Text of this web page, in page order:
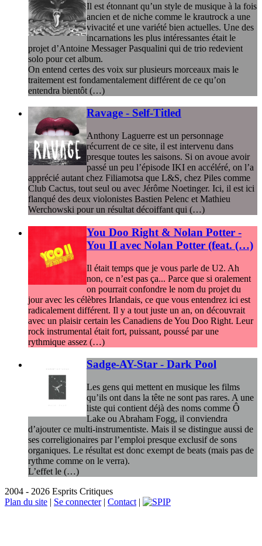
Il est étonnant qu’un style de musique à la fois
ancien et de niche comme le krautrock a une
vivacité et une variété bien actuelles. Une des
incarnations les plus intéressantes était le
projet d’Antoine Messager Pasqualini qui de trio redevient
solo pour cet album.
On entend certes des voix sur plusieurs morceaux mais le
traitement est fondamentalement différent de ce qu’on
entendra bientôt (…)
Ravage - Self-Titled
Anthony Laguerre est un personnage
récurrent de ce site, il est intervenu dans
presque toutes les saisons. Si on avoue avoir
passé un peu l’épisode IKI en accéléré, on l’a
apprécié autant chez Filiamotsa que L&S, chez Piles comme
Club Cactus, tout seul ou avec Jérôme Noetinger. Ici, il est ici
flanqué des deux violonistes Bastien Pelenc et Mathieu
Werchowski pour un résultat décoiffant qui (…)
You Doo Right & Nolan Potter -
You II avec Nolan Potter (feat. (…)
Il était temps que je vous parle de U2. Ah
non, ce n’est pas ça... Parce que si oralement
on pourrait confondre le nom du projet du
jour avec les célèbres Irlandais, ce que vous entendrez ici est
radicalement différent. Il y a tout juste un an, on découvrait
avec un plaisir certain les Canadiens de You Doo Right. Leur
rock instrumental était fort, puissant, poussé par une
rythmique assez (…)
Sadge-AY-Star - Dark Pool
Les gens qui mettent en musique les films
qu’ils ont dans la tête ne sont pas rares. A une
liste qui contient déjà des noms comme Ô
Lake ou Abraham Fogg, il conviendra
d’ajouter ce multi-instrumentiste. Mais il se distingue aussi de
ses correligionaires par l’emploi presque exclusif de sons
organiques. Le résultat est donc exempt de beats (mais pas de
rythme comme on le verra).
L’effet le (…)
2004 - 2026 Esprits Critiques
Plan du site | Se connecter| Contact |